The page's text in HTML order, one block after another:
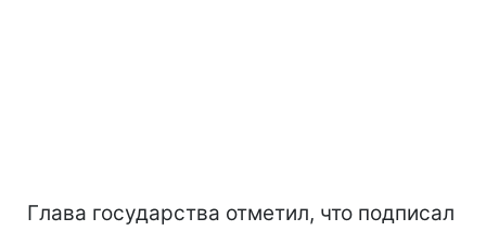
Глава государства отметил, что подписал